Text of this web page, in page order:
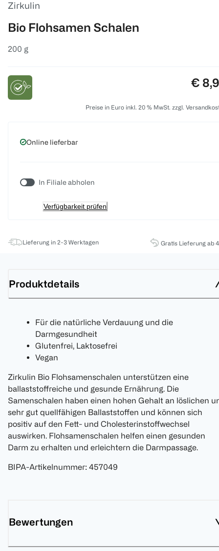
Zirkulin
Bio Flohsamen Schalen
200 g
€
Preise in Euro inkl. 20 % MwSt. zzgl.
Online lieferbar
In Filiale abholen
Verfügbarkeit prüfen
Lieferung in 2-3 Werktagen Gratis Lieferung ab
Produktdetails
Für die natürliche Verdauung und die
Darmgesundheit
Glutenfrei, Laktosefrei
Vegan
Zirkulin Bio Flohsamenschalen unterstützen eine
ballaststoffreiche und gesunde Ernährung. Die
Samenschalen haben einen hohen Gehalt an löslichen
sehr gut quellfähigen Ballaststoffen und können sich
positiv auf den Fett- und Cholesterinstoffwechsel
auswirken. Flohsamenschalen helfen einen gesunden
Darm zu erhalten und erleichtern die Darmpassage.
BIPA-Artikelnummer: 457049
Bewertungen